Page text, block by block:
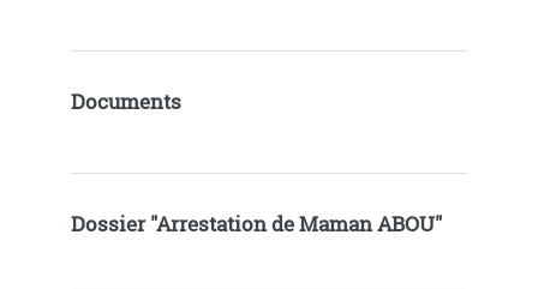
Documents
Dossier "Arrestation de Maman ABOU"